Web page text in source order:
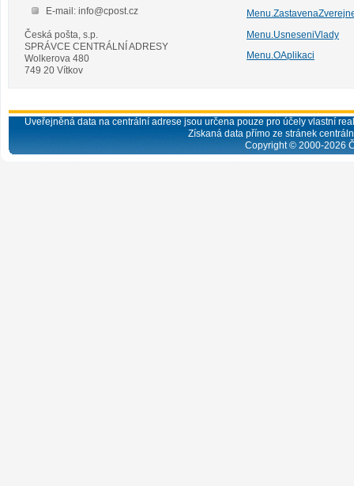
E-mail: info@cpost.cz
Česká pošta, s.p.
SPRÁVCE CENTRÁLNÍ ADRESY
Wolkerova 480
749 20 Vítkov
Menu.UsneseniVlady
Menu.OAplikaci
Uveřejněná data na centrální adrese jsou určena pouze pro účely vlastní
Získaná data přímo ze stránek
Copyright © 2000-2026